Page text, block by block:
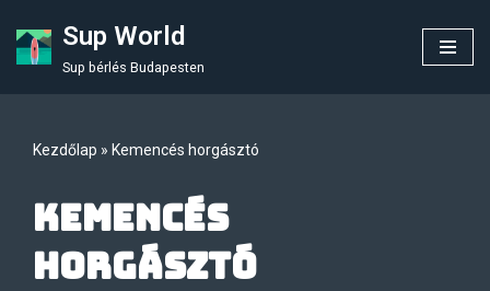
Skip
Sup World
Sup bérlés Budapesten
Kezdőlap » Kemencés horgásztó
Kemencés
horgásztó